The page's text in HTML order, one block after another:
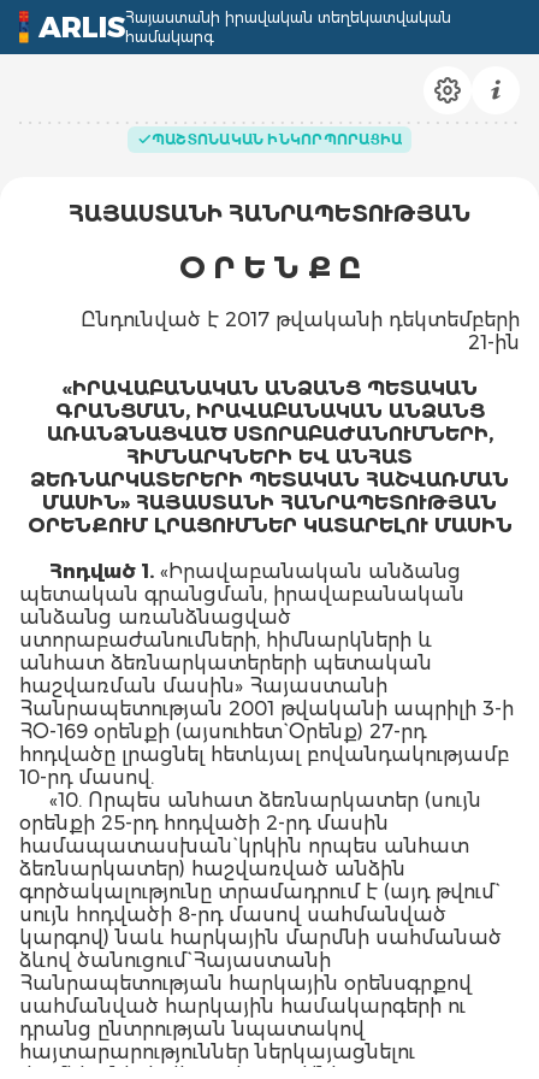
ARLISՀայաստանի իրավական տեղեկատվական
համակարգ
ՊԱՇՏՈՆԱԿԱՆ ԻՆԿՈՐՊՈՐԱՑԻԱ
ՀԱՅԱՍՏԱՆԻ ՀԱՆՐԱՊԵՏՈՒԹՅԱՆ
Օ Ր Ե Ն Ք Ը
Ընդունված է 2017 թվականի դեկտեմբերի
21-ին
«ԻՐԱՎԱԲԱՆԱԿԱՆ ԱՆՁԱՆՑ ՊԵՏԱԿԱՆ
ԳՐԱՆՑՄԱՆ, ԻՐԱՎԱԲԱՆԱԿԱՆ ԱՆՁԱՆՑ
ԱՌԱՆՁՆԱՑՎԱԾ ՍՏՈՐԱԲԱԺԱՆՈՒՄՆԵՐԻ,
ՀԻՄՆԱՐԿՆԵՐԻ ԵՎ ԱՆՀԱՏ
ՁԵՌՆԱՐԿԱՏԵՐԵՐԻ ՊԵՏԱԿԱՆ ՀԱՇՎԱՌՄԱՆ
ՄԱՍԻՆ» ՀԱՅԱՍՏԱՆԻ ՀԱՆՐԱՊԵՏՈՒԹՅԱՆ
ՕՐԵՆՔՈՒՄ ԼՐԱՑՈՒՄՆԵՐ ԿԱՏԱՐԵԼՈՒ ՄԱՍԻՆ
Հոդված 1. «Իրավաբանական անձանց
պետական գրանցման, իրավաբանական
անձանց առանձնացված
ստորաբաժանումների, հիմնարկների և
անհատ ձեռնարկատերերի պետական
հաշվառման մասին» Հայաստանի
Հանրապետության 2001 թվականի ապրիլի 3-ի
ՀՕ-169 օրենքի (այսուհետ` Օրենք) 27-րդ
հոդվածը լրացնել հետևյալ բովանդակությամբ
10-րդ մասով.
«10. Որպես անհատ ձեռնարկատեր (սույն
օրենքի 25-րդ հոդվածի 2-րդ մասին
համապատասխան` կրկին որպես անհատ
ձեռնարկատեր) հաշվառված անձին
գործակալությունը տրամադրում է (այդ թվում`
սույն հոդվածի 8-րդ մասով սահմանված
կարգով) նաև հարկային մարմնի սահմանած
ձևով ծանուցում` Հայաստանի
Հանրապետության հարկային օրենսգրքով
սահմանված հարկային համակարգերի ու
դրանց ընտրության նպատակով
հայտարարություններ ներկայացնելու